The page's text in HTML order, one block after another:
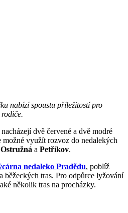
nabízí spoustu příležitostí pro
dvě červené a dvě modré
využít rozvoz do nedalekých
Ostružná a Petříkov.
nedaleko Pradědu, poblíž
běžeckých tras. Pro odpůrce lyžování
několik tras na procházky.